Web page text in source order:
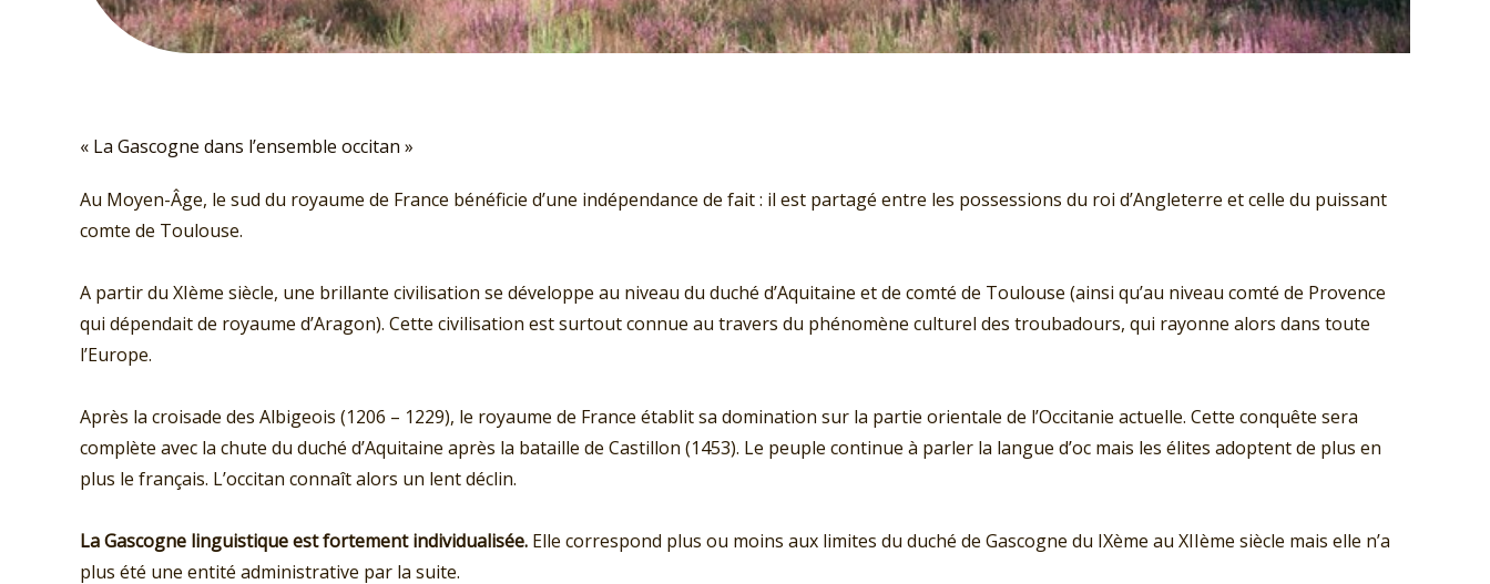
« La Gascogne dans l’ensemble occitan »
Au Moyen-Âge, le sud du royaume de France bénéficie d’une indépendance de fait : il est partagé entre les possessions du roi d’Angleterre et celle du puissant
comte de Toulouse.
A partir du XIème siècle, une brillante civilisation se développe au niveau du duché d’Aquitaine et de comté de Toulouse (ainsi qu’au niveau comté de Provence
qui dépendait de royaume d’Aragon). Cette civilisation est surtout connue au travers du phénomène culturel des troubadours, qui rayonne alors dans toute
l’Europe.
Après la croisade des Albigeois (1206 – 1229), le royaume de France établit sa domination sur la partie orientale de l’Occitanie actuelle. Cette conquête sera
complète avec la chute du duché d’Aquitaine après la bataille de Castillon (1453). Le peuple continue à parler la langue d’oc mais les élites adoptent de plus en
plus le français. L’occitan connaît alors un lent déclin.
La Gascogne linguistique est fortement individualisée. Elle correspond plus ou moins aux limites du duché de Gascogne du IXème au XIIème siècle mais elle n’a
plus été une entité administrative par la suite.